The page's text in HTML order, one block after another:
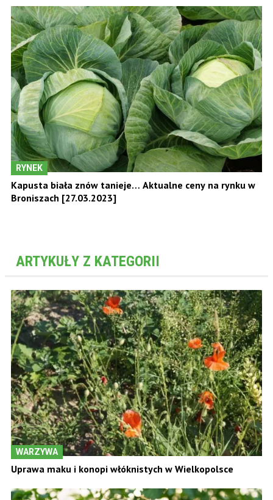
RYNEK
Kapusta biała znów tanieje… Aktualne ceny na rynku w
Broniszach [27.03.2023]
ARTYKUŁY Z KATEGORII
WARZYWA
Uprawa maku i konopi włóknistych w Wielkopolsce